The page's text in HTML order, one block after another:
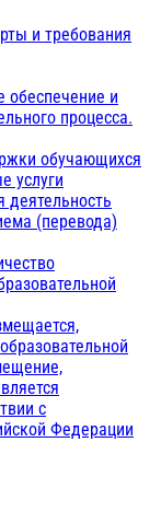
и требования
обеспечение и
процесса.
обучающихся
услуги
деятельность
(перевода)
с
Федерации